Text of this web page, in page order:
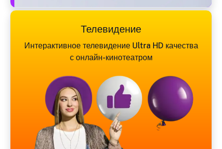
Телевидение
Интерактивное телевидение Ultra HD качества
с онлайн-кинотеатром